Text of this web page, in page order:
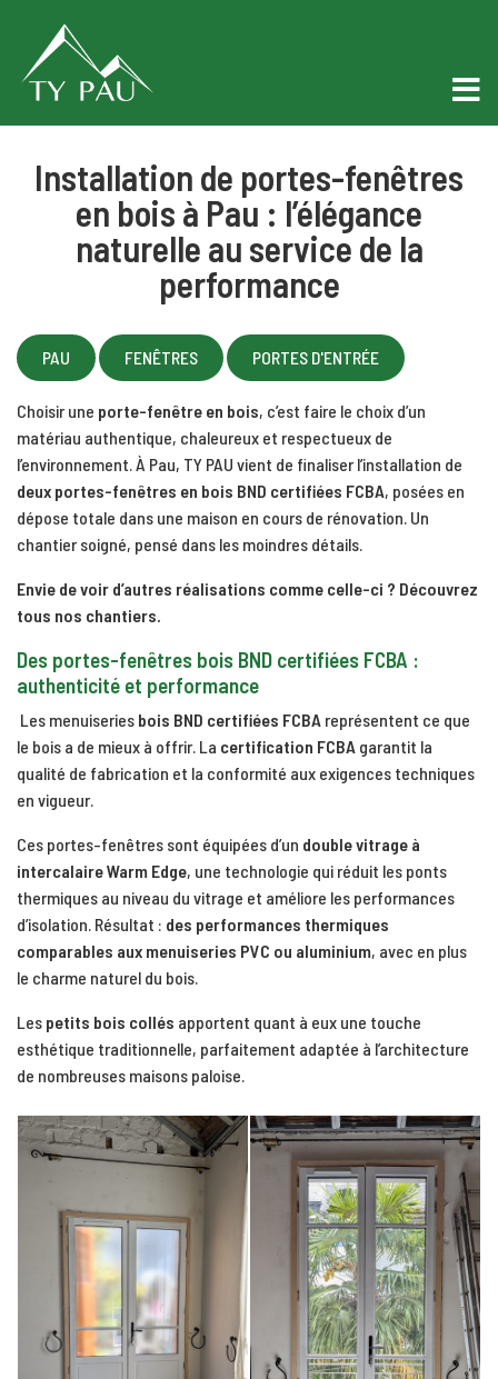
Installation de portes-fenêtres
en bois à Pau : l’élégance
naturelle au service de la
performance
PAU FENÊTRES PORTES D'ENTRÉE
Choisir une porte-fenêtre en bois, c’est faire le choix d’un
matériau authentique, chaleureux et respectueux de
l’environnement. À Pau, TY PAU vient de finaliser l’installation de
deux portes-fenêtres en bois BND certifiées FCBA, posées en
dépose totale dans une maison en cours de rénovation. Un
chantier soigné, pensé dans les moindres détails.
Envie de voir d’autres réalisations comme celle-ci ? Découvrez
tous nos chantiers.
Des portes-fenêtres bois BND certifiées FCBA :
authenticité et performance
Les menuiseries bois BND certifiées FCBA représentent ce que
le bois a de mieux à offrir. La certification FCBA garantit la
qualité de fabrication et la conformité aux exigences techniques
en vigueur.
Ces portes-fenêtres sont équipées d’un double vitrage à
intercalaire Warm Edge, une technologie qui réduit les ponts
thermiques au niveau du vitrage et améliore les performances
d’isolation. Résultat : des performances thermiques
comparables aux menuiseries PVC ou aluminium, avec en plus
le charme naturel du bois.
Les petits bois collés apportent quant à eux une touche
esthétique traditionnelle, parfaitement adaptée à l’architecture
de nombreuses maisons paloise.